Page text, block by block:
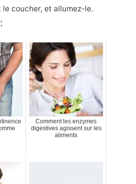
le coucher, et allumez-le.
Comment les enzymes
digestives agissent sur les
aliments